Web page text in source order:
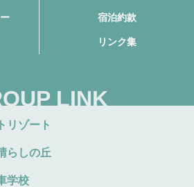
宿泊約款
リンク集
LINK
リゾート
らしの丘
学校